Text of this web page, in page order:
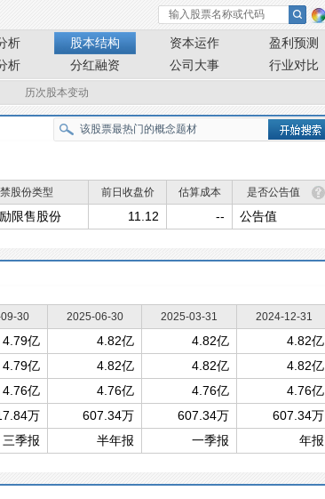
析 股本结构 资本运作
盈利预测
析 分红融资 公司大事 行业对比
历次股本变动
股份类型 前日收盘价 估算成本
是否公告值
限售股份 11.12 -- 公告值
30 2025-06-30 2025-03-31
2024-12-31
4.79亿 4.82亿 4.82亿 4.82亿
4.79亿 4.82亿 4.82亿 4.82亿
4.76亿 4.76亿 4.76亿 4.76亿
万 607.34万 607.34万 607.34万
三季报 半年报 一季报 年报